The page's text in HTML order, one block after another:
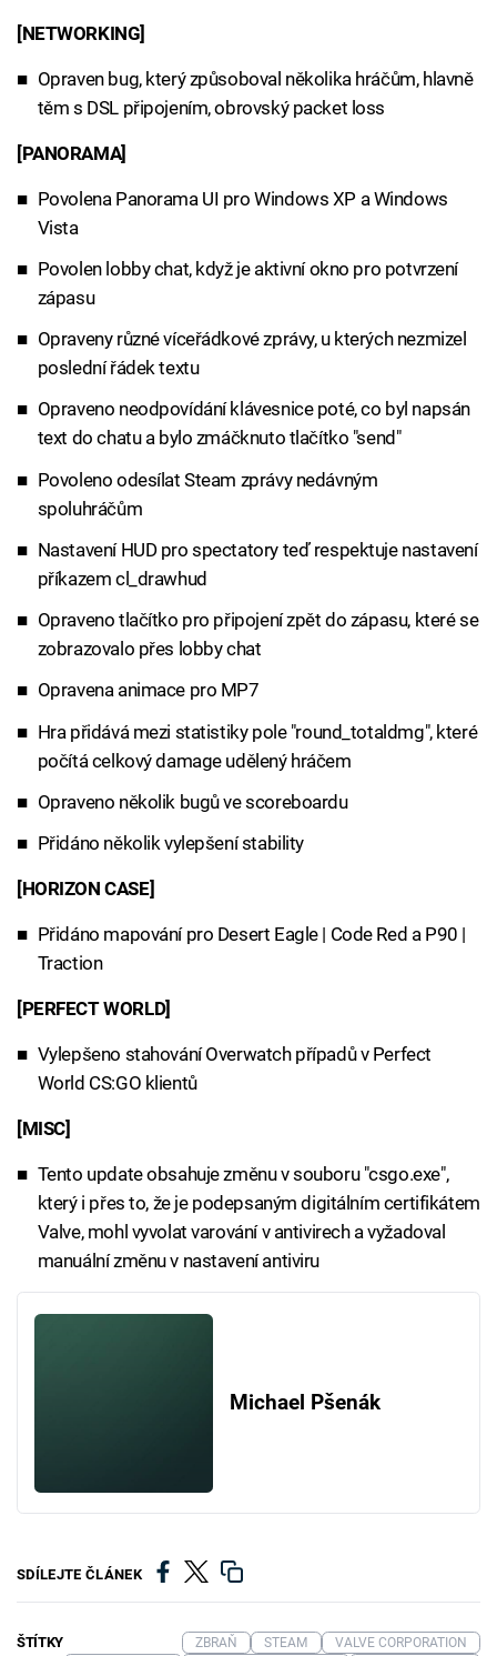
[NETWORKING]
Opraven bug, který způsoboval několika hráčům, hlavně
těm s DSL připojením, obrovský packet loss
[PANORAMA]
Povolena Panorama UI pro Windows XP a Windows
Vista
Povolen lobby chat, když je aktivní okno pro potvrzení
zápasu
Opraveny různé víceřádkové zprávy, u kterých nezmizel
poslední řádek textu
Opraveno neodpovídání klávesnice poté, co byl napsán
text do chatu a bylo zmáčknuto tlačítko "send"
Povoleno odesílat Steam zprávy nedávným
spoluhráčům
Nastavení HUD pro spectatory teď respektuje nastavení
příkazem cl_drawhud
Opraveno tlačítko pro připojení zpět do zápasu, které se
zobrazovalo přes lobby chat
Opravena animace pro MP7
Hra přidává mezi statistiky pole "round_totaldmg", které
počítá celkový damage udělený hráčem
Opraveno několik bugů ve scoreboardu
Přidáno několik vylepšení stability
[HORIZON CASE]
Přidáno mapování pro Desert Eagle | Code Red a P90 |
Traction
[PERFECT WORLD]
Vylepšeno stahování Overwatch případů v Perfect
World CS:GO klientů
[MISC]
Tento update obsahuje změnu v souboru "csgo.exe",
který i přes to, že je podepsaným digitálním certifikátem
Valve, mohl vyvolat varování v antivirech a vyžadoval
manuální změnu v nastavení antiviru
Michael Pšenák
SDÍLEJTE ČLÁNEK
ŠTÍTKY ZBRAŇ STEAM VALVE CORPORATION